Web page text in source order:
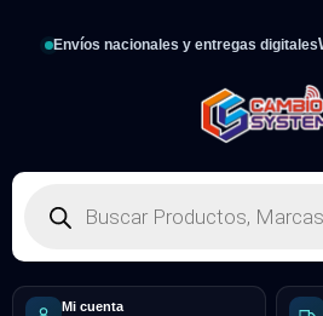
Envíos nacionales y entregas digitales
Mi cuenta